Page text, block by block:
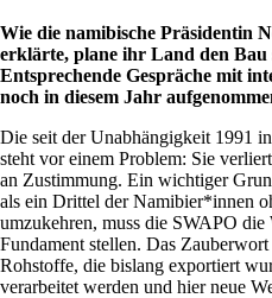
Wie die namibische Präsidentin
erklärte, plane ihr Land den Bau
Entsprechende Gespräche mit
noch in diesem Jahr
Die seit der Unabhängigkeit 1991
steht vor einem Problem: Sie
an Zustimmung. Ein wichtiger
als ein Drittel der Namibier*innen
umzukehren, muss die SWAPO die
Fundament stellen. Das
Rohstoffe, die bislang exportiert
verarbeitet werden und hier neue